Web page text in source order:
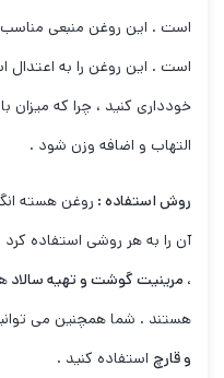
است . این روغن را به اعتدال
التهاب و اضافه وزن شود .
روش استفاده : روغن هسته
آن را به هر روشی استفاده کرد
، مرینیت گوشت و تهیه سالاد
هستند . شما همچنین می
و قارچ استفاده کنید .